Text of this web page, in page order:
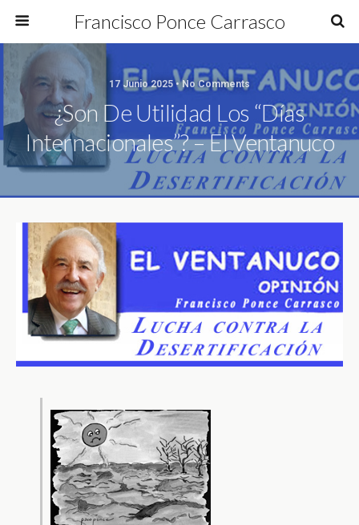
Francisco Ponce Carrasco
17 Junio 2025 • No Comments
¿Son De Utilidad Los “Días
Internacionales”? – El Ventanuco